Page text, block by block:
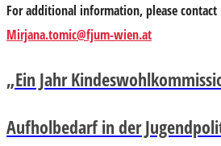
For additional information, please contact
Mirjana.tomic@fjum-wien.at
„Ein Jahr
Aufholbedarf in der